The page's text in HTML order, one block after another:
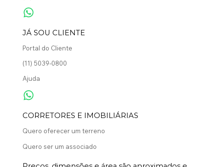
CORRETORES E IMOBILIÁRIAS
Quero oferecer um terreno
Quero ser um associado
​JÁ SOU CLIENTE
(11) 5039-0800
Portal do Cliente
Ajuda